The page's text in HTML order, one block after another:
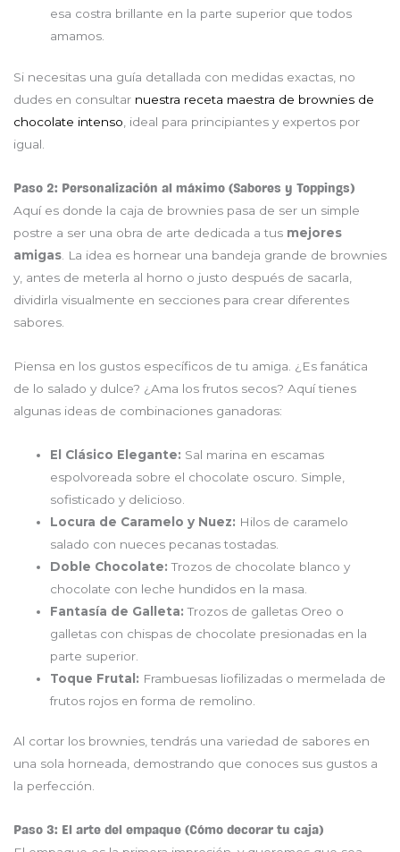
esa costra brillante en la parte superior que todos
amamos.
Si necesitas una guía detallada con medidas exactas, no
dudes en consultar nuestra receta maestra de brownies de
chocolate intenso , ideal para principiantes y expertos por
igual.
Paso 2: Personalización al máximo (Sabores y Toppings)
Aquí es donde la caja de brownies pasa de ser un simple
postre a ser una obra de arte dedicada a tus mejores
amigas . La idea es hornear una bandeja grande de brownies
y, antes de meterla al horno o justo después de sacarla,
dividirla visualmente en secciones para crear diferentes
sabores.
Piensa en los gustos específicos de tu amiga. ¿Es fanática
de lo salado y dulce? ¿Ama los frutos secos? Aquí tienes
algunas ideas de combinaciones ganadoras:
El Clásico Elegante: Sal marina en escamas
espolvoreada sobre el chocolate oscuro. Simple,
sofisticado y delicioso.
Locura de Caramelo y Nuez: Hilos de caramelo
salado con nueces pecanas tostadas.
Doble Chocolate: Trozos de chocolate blanco y
chocolate con leche hundidos en la masa.
Fantasía de Galleta: Trozos de galletas Oreo o
galletas con chispas de chocolate presionadas en la
parte superior.
Toque Frutal: Frambuesas liofilizadas o mermelada de
frutos rojos en forma de remolino.
Al cortar los brownies, tendrás una variedad de sabores en
una sola horneada, demostrando que conoces sus gustos a
la perfección.
Paso 3: El arte del empaque (Cómo decorar tu caja)